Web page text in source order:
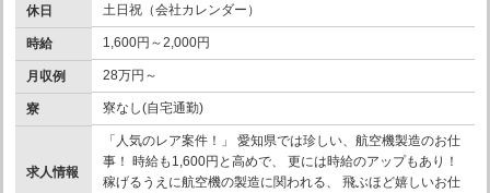
休日 土日祝（会社カレンダー）
時給 1,600円～2,000円
月収例 28万円～
寮 寮なし(自宅通勤)
求人情報
「人気のレア案件！」 愛知県では珍しい、航空機製造のお仕
事！ 時給も1,600円と高めで、 更には時給のアップもあり！
稼げるうえに航空機の製造に関われる、 飛ぶほど嬉しいお仕